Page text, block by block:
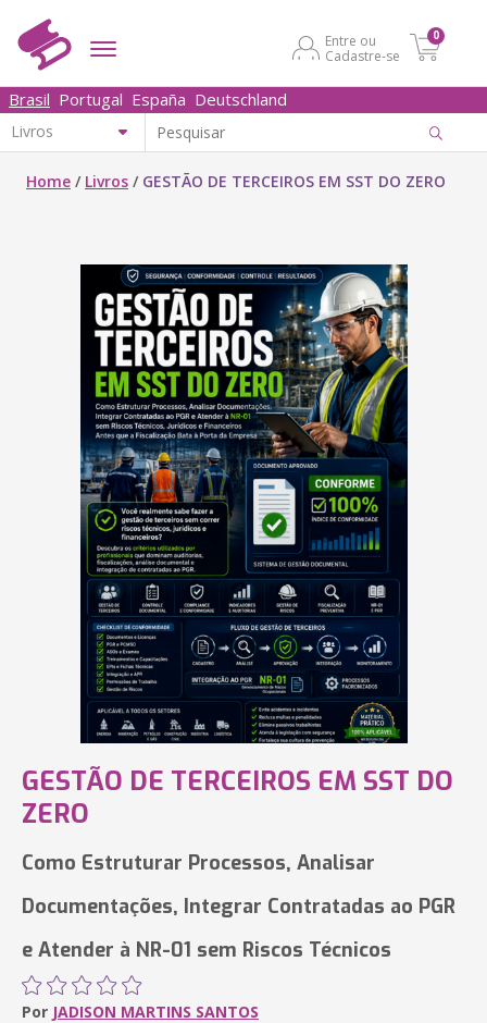
Entre ou
Cadastre-se
0
Brasil Portugal España Deutschland
Home / Livros / GESTÃO DE TERCEIROS EM SST DO ZERO
GESTÃO DE TERCEIROS EM SST DO
ZERO
Como Estruturar Processos, Analisar
Documentações, Integrar Contratadas ao PGR
e Atender à NR-01 sem Riscos Técnicos
Por JADISON MARTINS SANTOS